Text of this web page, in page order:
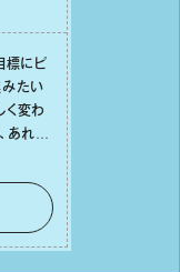
標にピ
みたい
く変わ
あれこ
中しま
たにと
寄せま